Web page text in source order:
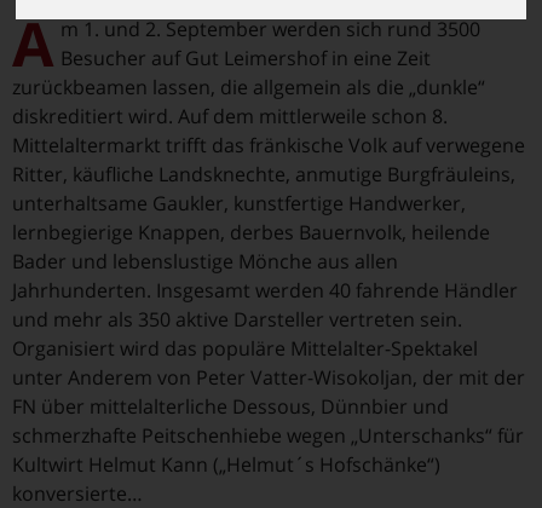
A m 1. und 2. September werden sich rund 3500
Besucher auf Gut Leimershof in eine Zeit
zurückbeamen lassen, die allgemein als die „dunkle“
diskreditiert wird. Auf dem mittlerweile schon 8.
Mittelaltermarkt trifft das fränkische Volk auf verwegene
Ritter, käufliche Landsknechte, anmutige Burgfräuleins,
unterhaltsame Gaukler, kunstfertige Handwerker,
lernbegierige Knappen, derbes Bauernvolk, heilende
Bader und lebenslustige Mönche aus allen
Jahrhunderten. Insgesamt werden 40 fahrende Händler
und mehr als 350 aktive Darsteller vertreten sein.
Organisiert wird das populäre Mittelalter-Spektakel
unter Anderem von Peter Vatter-Wisokoljan, der mit der
FN über mittelalterliche Dessous, Dünnbier und
schmerzhafte Peitschenhiebe wegen „Unterschanks“ für
Kultwirt Helmut Kann („Helmut´s Hofschänke“)
konversierte…